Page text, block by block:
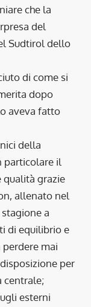
che la
del
Sudtirol dello
di come si
dopo
aveva fatto
della
particolare il
grazie
allenato nel
a
di equilibrio e
mai
per
centrale;
esterni